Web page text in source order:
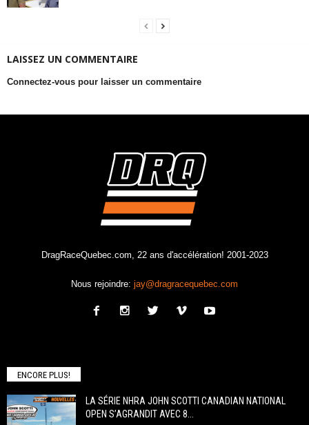
LAISSEZ UN COMMENTAIRE
Connectez-vous pour laisser un commentaire
DragRaceQuebec.com, 22 ans d'accélération! 2001-2023
Nous rejoindre: jay@dragracequebec.com
ENCORE PLUS!
LA SÉRIE NHRA JOHN SCOTTI CANADIAN NATIONAL
OPEN S’AGRANDIT AVEC 8...